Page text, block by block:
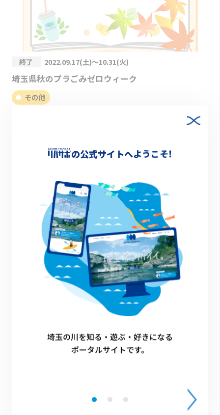
終了 2022.09.17(土)～10.31(火)
埼玉県秋のプラごみゼロウィーク
その他
2022.05.30(月)～06.30(木)
埼玉県春のプラごみゼロウィーク
の公式サイトへようこそ!
埼玉の川を知る・遊ぶ・好きになる
ポータルサイトです。